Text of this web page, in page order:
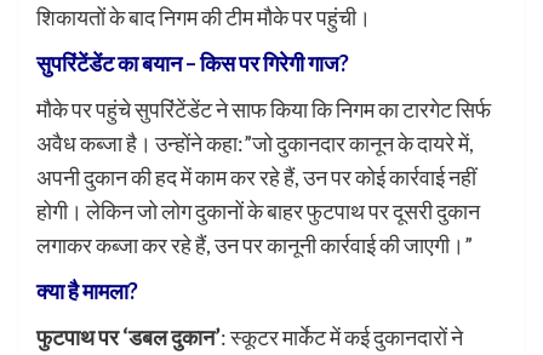
शिकायतों के बाद निगम की टीम मौके पर पहुंची।
सुपरिंटेंडेंट का बयान – किस पर गिरेगी गाज?
मौके पर पहुंचे सुपरिंटेंडेंट ने साफ किया कि निगम का टारगेट सिर्फ
अवैध कब्जा है। उन्होंने कहा:”जो दुकानदार कानून के दायरे में,
अपनी दुकान की हद में काम कर रहे हैं, उन पर कोई कार्रवाई नहीं
होगी। लेकिन जो लोग दुकानों के बाहर फुटपाथ पर दूसरी दुकान
लगाकर कब्जा कर रहे हैं, उन पर कानूनी कार्रवाई की जाएगी।”
क्या है मामला?
फुटपाथ पर ‘डबल दुकान’: स्कूटर मार्केट में कई दुकानदारों ने